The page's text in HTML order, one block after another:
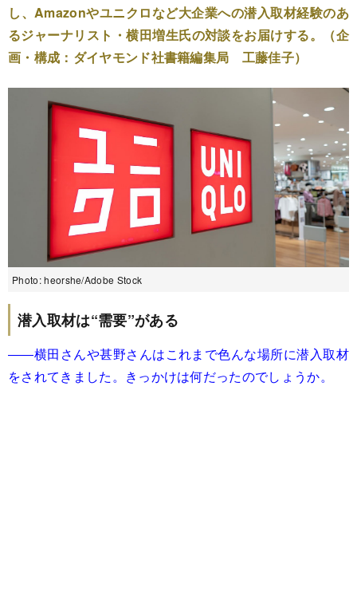
し、Amazonやユニクロなど大企業への潜入取材経験のあ
るジャーナリスト・横田増生氏の対談をお届けする。（企
画・構成：ダイヤモンド社書籍編集局 工藤佳子）
Photo: heorshe/Adobe Stock
潜入取材は“需要”がある
――横田さんや甚野さんはこれまで色んな場所に潜入取材
をされてきました。きっかけは何だったのでしょうか。